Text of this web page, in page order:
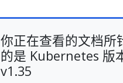
你正在查看的文档所
的是 Kubernetes 版
v1.35